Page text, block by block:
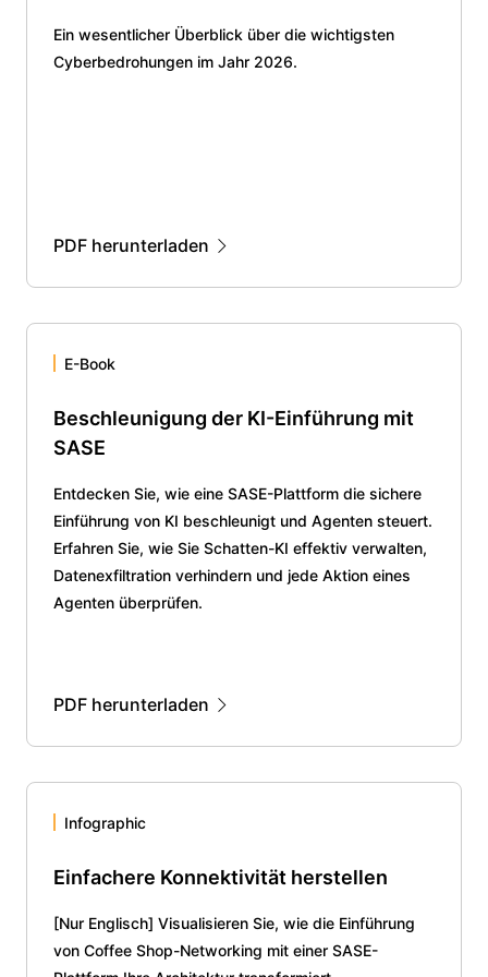
Ein wesentlicher Überblick über die wichtigsten
Cyberbedrohungen im Jahr 2026.
PDF herunterladen
E-Book
Beschleunigung der KI-Einführung mit
SASE
Entdecken Sie, wie eine SASE-Plattform die sichere
Einführung von KI beschleunigt und Agenten steuert.
Erfahren Sie, wie Sie Schatten-KI effektiv verwalten,
Datenexfiltration verhindern und jede Aktion eines
Agenten überprüfen.
PDF herunterladen
Infographic
Einfachere Konnektivität herstellen
[Nur Englisch] Visualisieren Sie, wie die Einführung
von Coffee Shop-Networking mit einer SASE-